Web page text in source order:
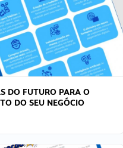
DO FUTURO PARA O
DO SEU NEGÓCIO